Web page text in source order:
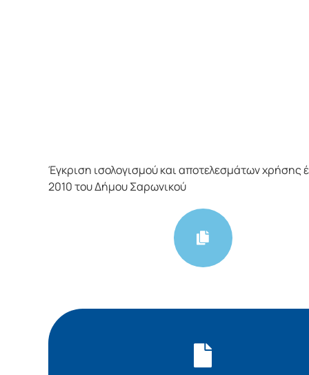
Έγκριση ισολογισμού και αποτελεσμάτων χρήσης
2010 του Δήμου Σαρωνικού